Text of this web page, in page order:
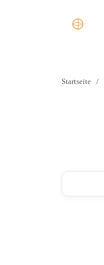
Startseite /